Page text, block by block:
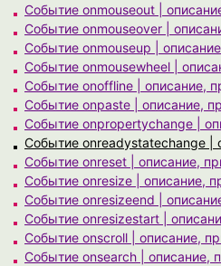
Событие onmouseout |
Событие onmouseover |
Событие onmouseup |
Событие onmousewheel |
Событие onoffline | описание,
Событие onpaste | описание,
Событие onpropertychange |
Событие onreadystatechange |
Событие onreset | описание,
Событие onresize | описание,
Событие onresizeend |
Событие onresizestart |
Событие onscroll | описание,
Событие onsearch | описание,